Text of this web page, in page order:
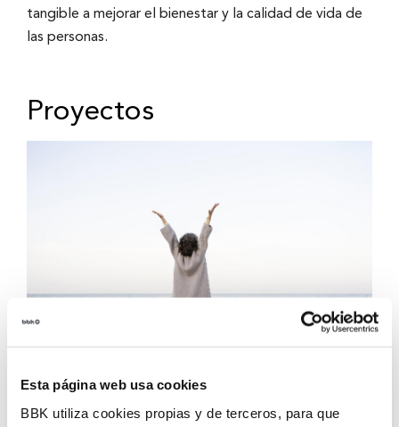
Esta página web usa cookies
BBK utiliza cookies propias y de terceros, para que
tangible a mejorar el bienestar y la calidad de vida de
las personas.
Proyectos
Futuros inspiradores